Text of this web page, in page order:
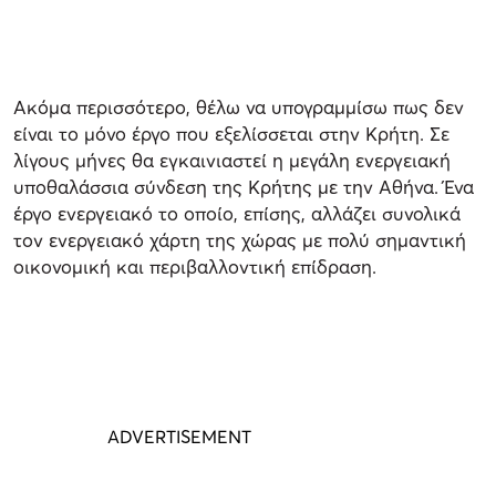
Ακόμα περισσότερο, θέλω να υπογραμμίσω πως δεν
είναι το μόνο έργο που εξελίσσεται στην Κρήτη. Σε
λίγους μήνες θα εγκαινιαστεί η μεγάλη ενεργειακή
υποθαλάσσια σύνδεση της Κρήτης με την Αθήνα. Ένα
έργο ενεργειακό το οποίο, επίσης, αλλάζει συνολικά
τον ενεργειακό χάρτη της χώρας με πολύ σημαντική
οικονομική και περιβαλλοντική επίδραση.